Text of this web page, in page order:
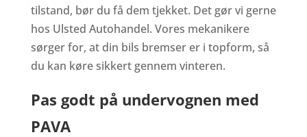
tilstand, bør du få dem tjekket. Det gør vi gerne
hos Ulsted Autohandel. Vores mekanikere
sørger for, at din bils bremser er i topform, så
du kan køre sikkert gennem vinteren.
Pas godt på undervognen med
PAVA